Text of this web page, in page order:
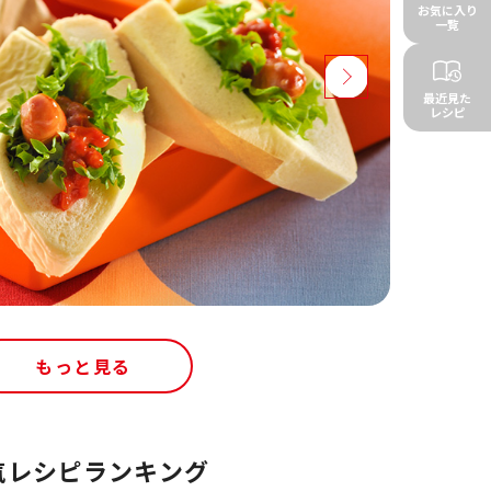
もっと見る
シピランキング
お気に入り
一覧
最近見た
レシピ